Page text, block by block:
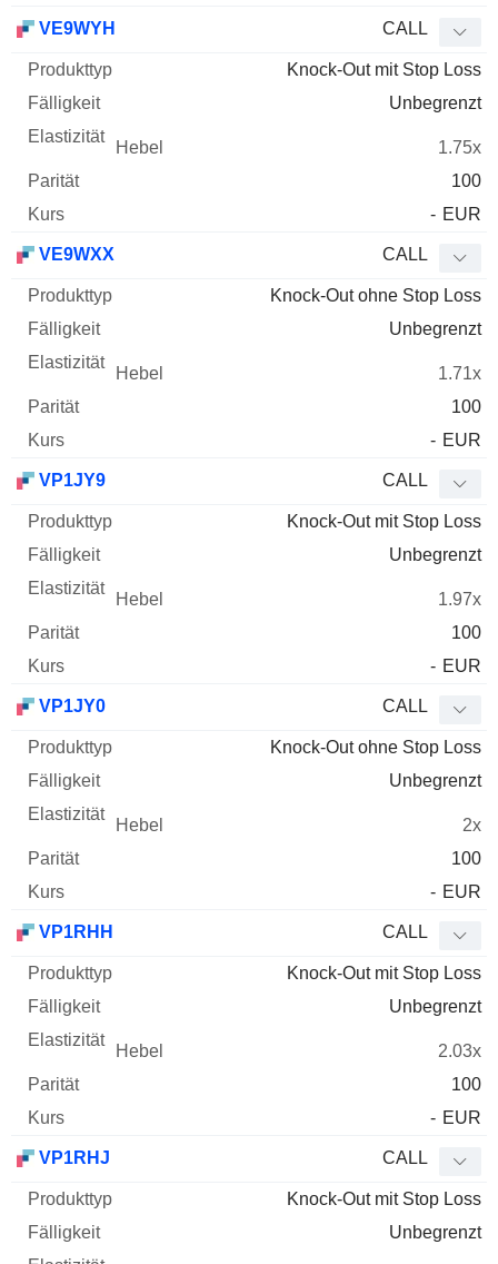
VE9WYH CALL
Knock-Out mit Stop Loss
Unbegrenzt
1.75x
100
- EUR
VE9WXX CALL
Knock-Out ohne Stop Loss
Unbegrenzt
1.71x
100
- EUR
VP1JY9 CALL
Knock-Out mit Stop Loss
Unbegrenzt
1.97x
100
- EUR
VP1JY0 CALL
Knock-Out ohne Stop Loss
Unbegrenzt
2x
100
- EUR
VP1RHH CALL
Knock-Out mit Stop Loss
Unbegrenzt
2.03x
100
- EUR
VP1RHJ CALL
Knock-Out mit Stop Loss
Unbegrenzt